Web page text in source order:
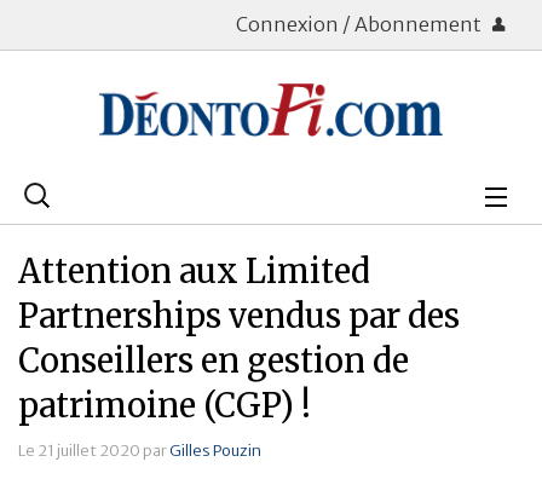
Connexion / Abonnement
Rechercher
Bourse
Placements
Assurance Vie
Attention aux Limited
Partnerships vendus par des
Conseillers en gestion de
patrimoine (CGP) !
Le 21 juillet 2020 parGilles Pouzin